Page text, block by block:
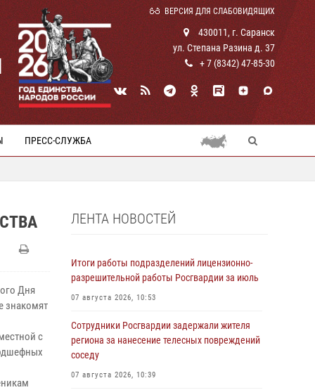
ВЕРСИЯ ДЛЯ СЛАБОВИДЯЩИХ
430011, г. Саранск
ул. Степана Разина д. 37
+ 7 (8342) 47-85-30
ПРЕСС-СЛУЖБА
Дня
знакомят
с
ЛЕНТА НОВОСТЕЙ
Итоги работы подразделений лицензионно-
разрешительной работы Росгвардии за июль
07 августа 2026, 10:53
Сотрудники Росгвардии задержали жителя
региона за нанесение телесных повреждений
соседу
07 августа 2026, 10:39